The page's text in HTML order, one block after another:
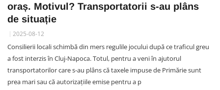
oraș. Motivul? Transportatorii s-au plâns
de situație
2025-08-12
Consilierii locali schimbă din mers regulile jocului după ce traficul greu
a fost interzis în Cluj-Napoca. Totul, pentru a veni în ajutorul
transportatorilor care s-au plâns că taxele impuse de Primărie sunt
prea mari sau că autorizațiile emise pentru a p